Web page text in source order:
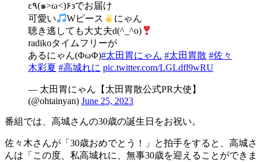
ε٩(๑>ω<)۶зでお届け
可愛い
Wピース
にゃん
聴き逃しても大丈夫d(^_^o)
radikoタイムフリーが
あるにゃん(ΦωΦ)#太田胃にゃん #太田胃散 #佐々
木彩夏 #高城れに pic.twitter.com/LGLdfl9wRU
— 太田胃にゃん【太田胃散公式PR大使】
(@ohtainyan) June 25, 2023
番組では、高城さんの30歳の誕生日をお祝い。
佐々木さんが「30歳おめでとう！」と拍手をすると、高城さ
んは「この度、私高城れに、無事30歳を迎えることができま